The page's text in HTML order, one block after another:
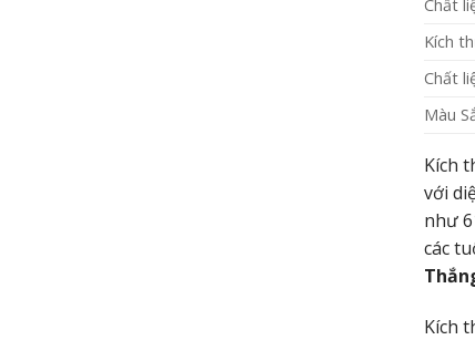
Chất
Kích
Chất
Màu
Kích
với
như
các
Kích